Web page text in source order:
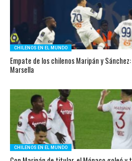
CHILENOS EN EL MUNDO
Empate de los chilenos Maripán y
Marsella
CHILENOS EN EL MUNDO